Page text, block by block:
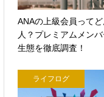
ANAの上級会員って
人？プレミアムメン
生態を徹底調査！
ライフログ